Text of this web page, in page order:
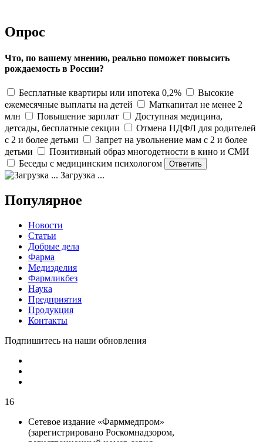
Опрос
Что, по вашему мнению, реально поможет повысить
рождаемость в России?
Бесплатные квартиры или ипотека 0,2%
Высокие
ежемесячные выплаты на детей
Маткапитал не менее 2
млн
Повышение зарплат
Доступная медицина,
детсады, бесплатные секции
Отмена НДФЛ для родителей
с 2 и более детьми
Запрет на увольнение мам с 2 и более
детьми
Позитивный образ многодетности в кино и СМИ
Беседы с медицинским психологом
Загрузка ...
Популярное
Новости
Статьи
Добрые дела
Фарма
Медизделия
Фармликбез
Наука
Предприятия
Продукция
Контакты
Подпишитесь на наши обновления
16
Сетевое издание «Фарммедпром»
(зарегистрировано Роскомнадзором,